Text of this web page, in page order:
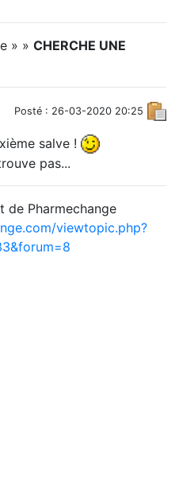
» » CHERCHE UNE
Posté : 26-03-2020 20:25
salve !
pas...
de Pharmechange
viewtopic.php?